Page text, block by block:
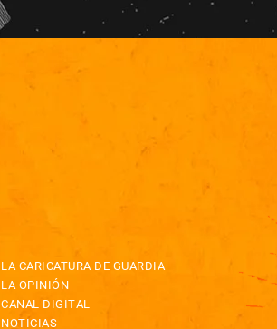
LA CARICATURA DE GUARDIA
LA OPINIÓN
CANAL DIGITAL
NOTICIAS